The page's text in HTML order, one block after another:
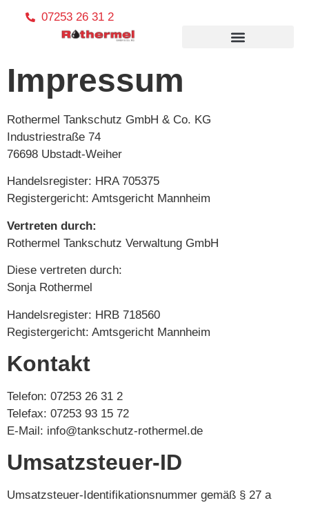
07253 26 31 2
Impressum
Rothermel Tankschutz GmbH & Co. KG
Industriestraße 74
76698 Ubstadt-Weiher
Handelsregister: HRA 705375
Registergericht: Amtsgericht Mannheim
Vertreten durch:
Rothermel Tankschutz Verwaltung GmbH
Diese vertreten durch:
Sonja Rothermel
Handelsregister: HRB 718560
Registergericht: Amtsgericht Mannheim
Kontakt
Telefon: 07253 26 31 2
Telefax: 07253 93 15 72
E-Mail: info@tankschutz-rothermel.de
Umsatzsteuer-ID
Umsatzsteuer-Identifikationsnummer gemäß § 27 a